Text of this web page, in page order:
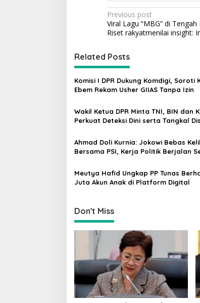
P
o
t
n
a
i
a
t
i
o
Previous post
Viral Lagu “MBG” di
Riset rakyatmenilai insight:
Related Posts
Komisi I DPR Dukung Komdigi, Soroti
Ebem Rekam Usher GIIAS Tanpa Izin
Wakil Ketua DPR Minta TNI, BIN dan
Perkuat Deteksi Dini serta Tangkal
Ahmad Doli Kurnia: Jokowi Bebas
Bersama PSI, Kerja Politik Berjalan
Meutya Hafid Ungkap PP Tunas
Juta Akun Anak di Platform Digital
Don't Miss